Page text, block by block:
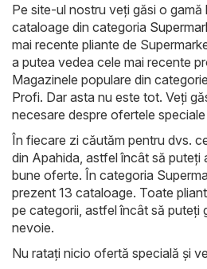
Pe site-ul nostru veți găsi o gamă
cataloage din categoria
mai recente pliante de
a putea vedea cele mai recente
Magazinele populare din
Profi. Dar asta nu este tot. Veți
necesare despre ofertele
În fiecare zi căutăm pentru dvs.
din Apahida, astfel încât să puteți
bune oferte. În categoria
prezent 13 cataloage. Toate
pe categorii, astfel încât să puteți
nevoie.
Nu ratați nicio ofertă specială și